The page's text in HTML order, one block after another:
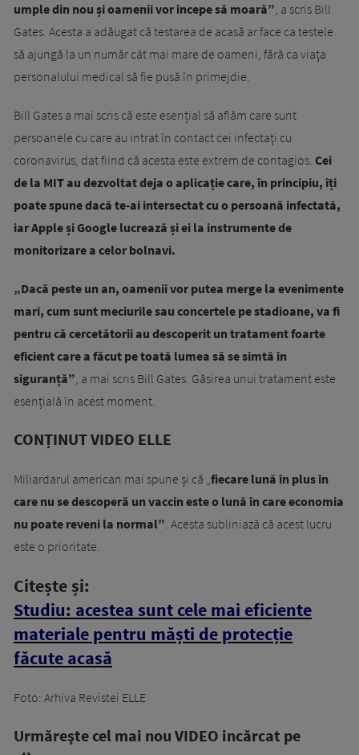
umple din nou și oamenii vor începe să moară”, a scris Bill
Gates. Acesta a adăugat că testarea de acasă ar face ca testele
să ajungă la un număr cât mai mare de oameni, fără ca viața
personalului medical să fie pusă în primejdie.
Bill Gates a mai scris că este esențial să aflăm care sunt
persoanele cu care au intrat în contact cei infectați cu
coronavirus, dat fiind că acesta este extrem de contagios. Cei
de la MIT au dezvoltat deja o aplicație care, în principiu, îți
poate spune dacă te-ai intersectat cu o persoană infectată,
iar Apple și Google lucrează și ei la instrumente de
monitorizare a celor bolnavi.
„Dacă peste un an, oamenii vor putea merge la evenimente
mari, cum sunt meciurile sau concertele pe stadioane, va fi
pentru că cercetătorii au descoperit un tratament foarte
eficient care a făcut pe toată lumea să se simtă în
siguranță”, a mai scris Bill Gates. Găsirea unui tratament este
esențială în acest moment.
CONȚINUT VIDEO ELLE
Miliardarul american mai spune și că „fiecare lună în plus în
care nu se descoperă un vaccin este o lună în care economia
nu poate reveni la normal”. Acesta subliniază că acest lucru
este o prioritate.
Citește și:
Studiu: acestea sunt cele mai eficiente
materiale pentru măști de protecție
făcute acasă
Foto: Arhiva Revistei ELLE
Urmăreşte cel mai nou VIDEO incărcat pe